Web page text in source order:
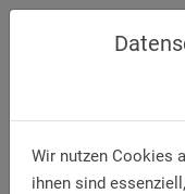
Wir nutzen Cookies
ihnen sind